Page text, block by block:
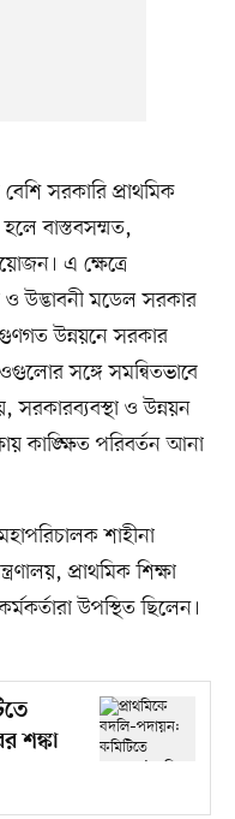
সরকারি প্রাথমিক
বাস্তবসম্মত,
এ ক্ষেত্রে
উদ্ভাবনী মডেল সরকার
গুণগত উন্নয়নে সরকার
সঙ্গে সমন্বিতভাবে
ও উন্নয়ন
কাঙ্ক্ষিত পরিবর্তন আনা
শাহীনা
প্রাথমিক শিক্ষা
উপস্থিত ছিলেন।
শঙ্কা